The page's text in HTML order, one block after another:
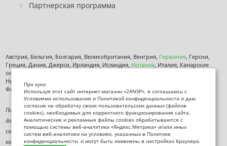
Партнерская программа
Австрия, Бельгия, Болгария, Великобритания, Венгрия, Германия, Герсни,
Греция, Дания, Джерси, Ирландия, Исландия, Испания, Италия, Канарские
острова, Кипр, Латвия, Литва, Лихтенштейн, Люксембург, Мальта, Монако,
Нидерланды, Норвегия,
Фарерские острова, Финляндия,
, Хорватия,
Пищевая добавка. Не является лекарственным средством. Не предназначена
для диагностики, лечения или предотвращения заболеваний. Информация на
сайте представлена исключительно в ознакомительных целях и не заменяет
консультацию специалиста.
Про куки
Используя этот сайт интернет-магазин «24NSP», я соглашаюсь с
Условиями использования и Политикой конфиденциальности и даю
согласие на обработку своих пользовательских данных (файлов
cookies), необходимых для корректного функционирования сайта.
Аналитические и рекламные файлы cookies обрабатываются с
помощью системы веб-аналитики «Яндекс.Метрика» и/или иных
систем веб-аналитики на условиях, указанных в Политике
конфиденциальности, и могут быть изменены в настройках браузера.